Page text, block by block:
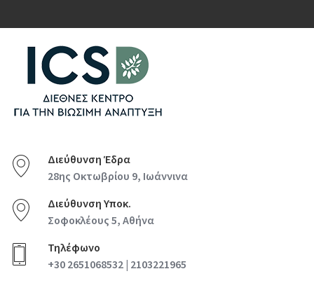
Διεύθυνση Έδρα
28ης Οκτωβρίου 9, Ιωάννινα
Διεύθυνση Υποκ.
Σοφοκλέους 5, Αθήνα
Τηλέφωνο
+30 2651068532 | 2103221965